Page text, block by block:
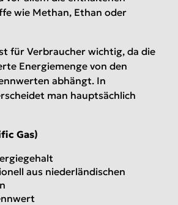
wie Methan, Ethan oder
für Verbraucher wichtig, da die
Energiemenge von den
abhängt. In
man hauptsächlich
Gas)
aus niederländischen